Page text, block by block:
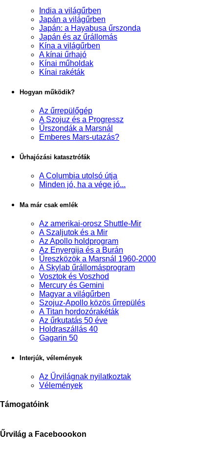
India a világűrben
Japán a világűrben
Japán: a Hayabusa űrszonda
Japán és az űrállomás
Kína a világűrben
A kínai űrhajó
Kínai műholdak
Kínai rakéták
Hogyan működik?
Az űrrepülőgép
A Szojuz és a Progressz
Űrszondák a Marsnál
Emberes Mars-utazás?
Űrhajózási katasztrófák
A Columbia utolsó útja
Minden jó, ha a vége jó...
Ma már csak emlék
Az amerikai-orosz Shuttle-Mir
A Szaljutok és a Mir
Az Apollo holdprogram
Az Enyergija és a Burán
Űreszközök a Marsnál 1960-2000
A Skylab űrállomásprogram
Vosztok és Voszhod
Mercury és Gemini
Magyar a világűrben
Szojuz-Apollo közös űrrepülés
A Titan hordozórakéták
Az űrkutatás 50 éve
Holdraszállás 40
Gagarin 50
Interjúk, vélemények
Az Űrvilágnak nyilatkoztak
Vélemények
Támogatóink
Űrvilág a Faceboookon